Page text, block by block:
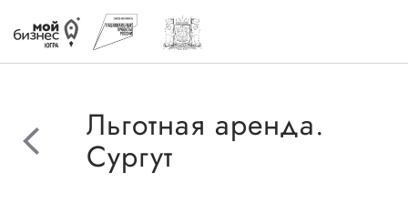
Льготная аренда.
Сургут